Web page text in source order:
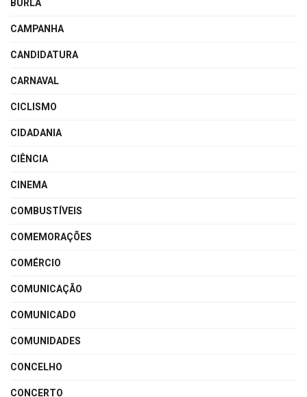
BURLA
CAMPANHA
CANDIDATURA
CARNAVAL
CICLISMO
CIDADANIA
CIÊNCIA
CINEMA
COMBUSTÍVEIS
COMEMORAÇÕES
COMÉRCIO
COMUNICAÇÃO
COMUNICADO
COMUNIDADES
CONCELHO
CONCERTO